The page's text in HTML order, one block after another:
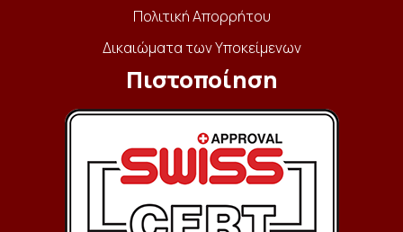
Πολιτική Απορρήτου
Δικαιώματα των Υποκείμενων
Πιστοποίηση